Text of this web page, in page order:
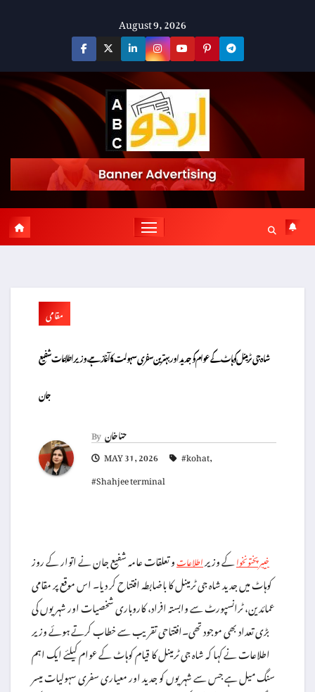
August 9, 2026
مقامی
شاہ جی ٹرمینل کوہاٹ کے عوام کو جدید اور بہترین سفری سہولت کا آغاز ہے، وزیر اطلاعات شفیع
جان
Byحنا خان
MAY 31, 2026
#kohat,
#Shahjee terminal
خیبرپختونخواکے وزیراطلاعاتو تعلقات عامہ شفیع جان نے اتوار کے روز
کوہاٹ میں جدید شاہ جی ٹرمینل کا باضابطہ افتتاح کر دیا۔ اس موقع پر مقامی
عمائدین، ٹرانسپورٹ سے وابستہ افراد، کاروباری شخصیات اور شہریوں کی
بڑی تعداد بھی موجود تھی۔افتتاحی تقریب سے خطاب کرتے ہوئے وزیر
اطلاعات نے کہا کہ شاہ جی ٹرمینل کا قیام کوہاٹ کے عوام کیلئے ایک اہم
سنگ میل ہے جس سے شہریوں کو جدید اور معیاری سفری سہولیات میسر